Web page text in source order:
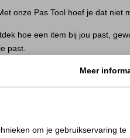
onze Pas Tool hoef je dat niet
hoe een item bij jou past,
past.
Meer
om je gebruikservaring te